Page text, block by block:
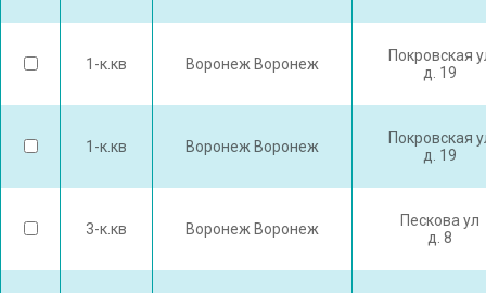
1-к.кв Воронеж Воронеж
Покровская
д. 19
1-к.кв Воронеж Воронеж
Покровская
д. 19
3-к.кв Воронеж Воронеж
Пескова ул
д. 8